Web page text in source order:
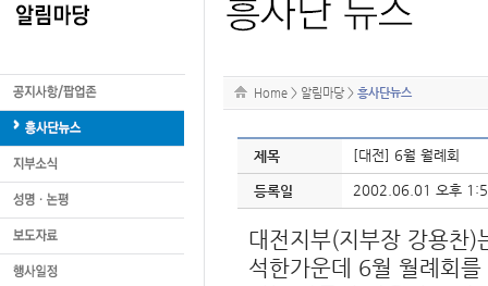
Home > 알림마당 > 흥사단뉴스
제목 [대전] 6월 월례회
등록일 2002.06.01 오후
대전지부(지부장 강용찬
석한가운데 6월 월례회